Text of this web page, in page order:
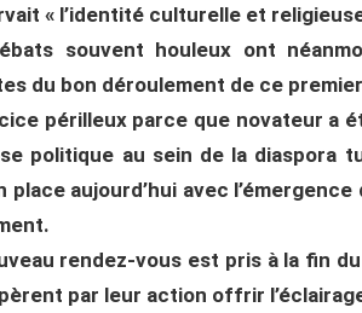
« l’identité culturelle et
souvent houleux ont
du bon déroulement de ce
périlleux parce que novateur a
politique au sein de la diaspora
place aujourd’hui avec
rendez-vous est pris à la fin
par leur action offrir